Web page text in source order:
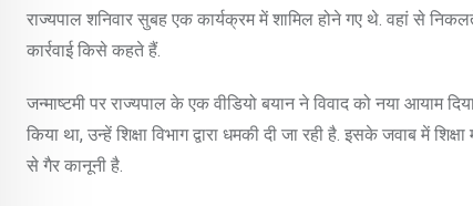
राज्यपाल शनिवार सुबह एक कार्यक्रम में शामिल होने गए थे. वहां से
कार्रवाई किसे कहते हैं.
जन्माष्टमी पर राज्यपाल के एक वीडियो बयान ने विवाद को नया आयाम
किया था, उन्हें शिक्षा विभाग द्वारा धमकी दी जा रही है. इसके जवाब
से गैर कानूनी है.